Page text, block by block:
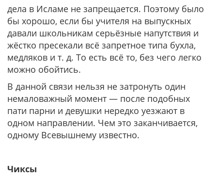
дела в Исламе не запрещается. Поэтому было
бы хорошо, если бы учителя на выпускных
давали школьникам серьёзные напутствия и
жёстко пресекали всё запретное типа бухла,
медляков и т. д. То есть всё то, без чего легко
можно обойтись.
В данной связи нельзя не затронуть один
немаловажный момент — после подобных
пати парни и девушки нередко уезжают в
одном направлении. Чем это заканчивается,
одному Всевышнему известно.
Чиксы